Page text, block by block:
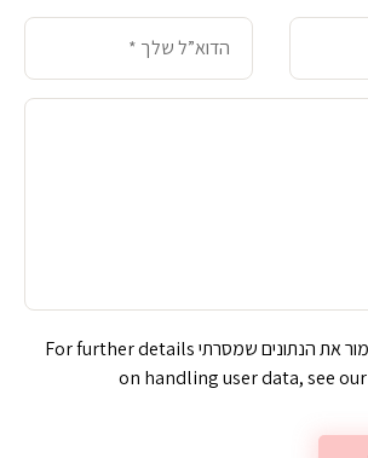
אני מאשר/ת לשמור את הנתונים שמסרתי For further details
on handling user data, see our